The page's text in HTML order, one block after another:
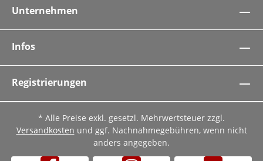
Unternehmen
Infos
Registrierungen
* Alle Preise exkl. gesetzl. Mehrwertsteuer zzgl.
Versandkosten und ggf. Nachnahmegebühren, wenn nicht
anders angegeben.